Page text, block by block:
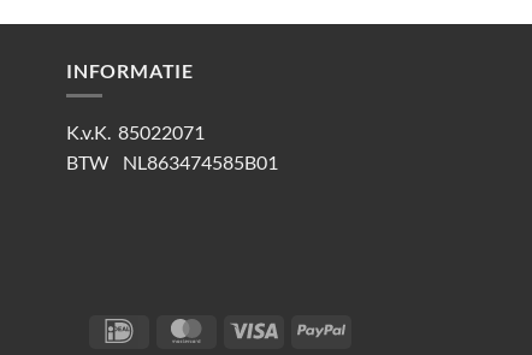
INFORMATIE
K.v.K. 85022071
BTW NL863474585B01
IDeal MasterCard
Visa PayPal